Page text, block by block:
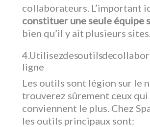
collaborateurs. L’important
constituer une seule équipe
bien qu’il y ait plusieurs
4. Utilisez des outils de
ligne
Les outils sont légion sur le
trouverez sûrement ceux qui
conviennent le plus. Chez
les outils principaux sont: